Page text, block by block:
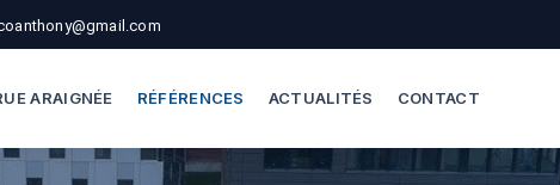
ARAIGNÉE RÉFÉRENCES ACTUALITÉS CONTACT